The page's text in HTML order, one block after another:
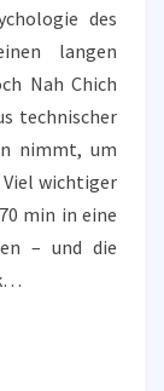
des
langen
Nah Chich
technischer
nimmt, um
Viel wichtiger
min in eine
– und die